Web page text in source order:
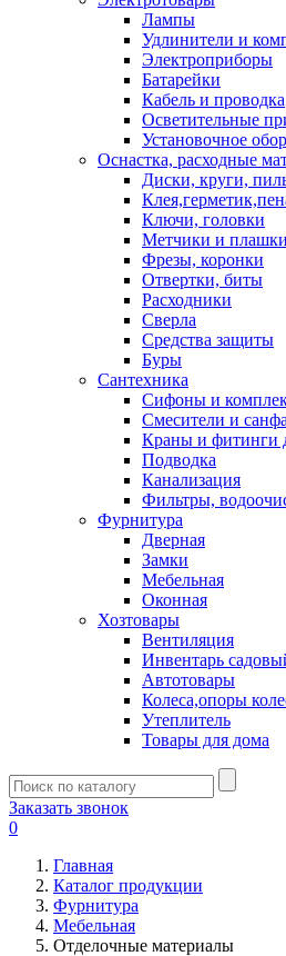
Лампы
Удлинители и
Электроприборы
Батарейки
Кабель и проводка
Осветительные
Установочное
Оснастка, расходные
Диски, круги,
Ключи, головки
Метчики и
Фрезы, коронки
Отвертки, биты
Расходники
Сверла
Средства защиты
Буры
Сантехника
Сифоны и
Смесители и
Краны и фитинги
Подводка
Канализация
Фильтры,
Фурнитура
Дверная
Замки
Мебельная
Оконная
Хозтовары
Вентиляция
Инвентарь
Автотовары
Колеса,опоры
Утеплитель
Товары для дома
Заказать звонок
0
Главная
Каталог продукции
Фурнитура
Мебельная
Отделочные материалы